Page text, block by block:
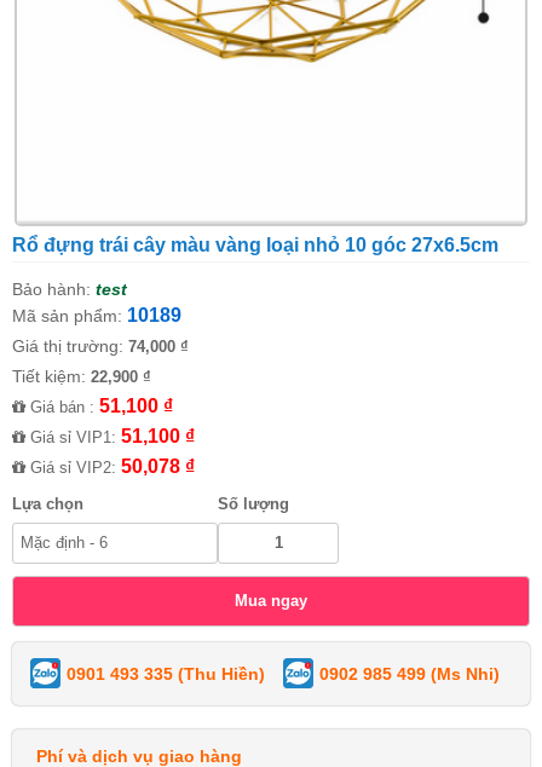
Rổ đựng trái cây màu vàng loại nhỏ 10 góc 27x6.5cm
Bảo hành: test
Mã sản phẩm: 10189
Giá thị trường: 74,000 ₫
Tiết kiệm: 22,900 ₫
Giá bán : 51,100 ₫
Giá sỉ VIP1: 51,100 ₫
Giá sỉ VIP2: 50,078 ₫
Lựa chọn Số lượng
0901 493 335 (Thu Hiền) 0902 985 499 (Ms Nhi)
Phí và dịch vụ giao hàng